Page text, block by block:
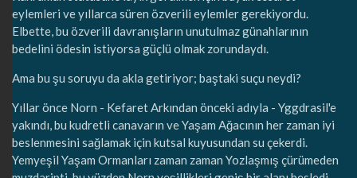
eylemleri ve yıllarca süren özverili eylemler gerekiyordu.
Elbette, bu özverili davranışların unutulmaz günahlarının
bedelini ödesin istiyorsa güçlü olmak zorundaydı.
Ama bu şu soruyu da akla getiriyor; baştaki suçu neydi?
Yıllar önce Norn - Kefaret Arkından önceki adıyla - Yggdrasil'e
yakındı, bu kudretli canavarın ve Yaşam Ağacının her zaman iyi
beslenmesini sağlamak için kutsal kuyusundan su çekerdi.
Yemyeşil Yaşam Ormanları zaman zaman Yozlaşmış çürümeden